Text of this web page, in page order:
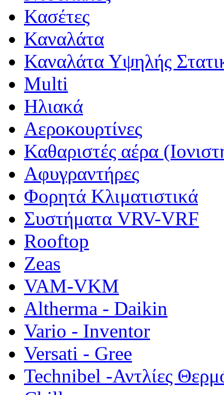
Κασέτες
Καναλάτα
Καναλάτα Υψηλής
Multi
Ηλιακά
Αεροκουρτίνες
Καθαριστές αέρα
Αφυγραντήρες
Φορητά Κλιματιστικά
Συστήματα VRV-VRF
Rooftop
Zeas
VAM-VKM
Altherma - Daikin
Vario - Inventor
Versati - Gree
Technibel -Αντλίες